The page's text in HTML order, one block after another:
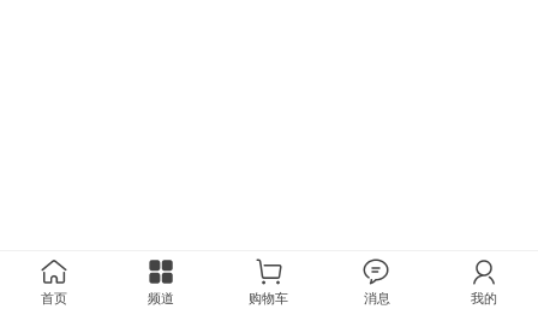
首页 频道 购物车 消息 我的